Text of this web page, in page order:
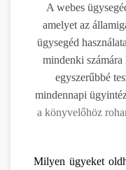
A webes
amelyet az
ügysegéd
mindenki számára
egyszerűbbé
mindennapi
a könyvelőhöz
Milyen ügyeket